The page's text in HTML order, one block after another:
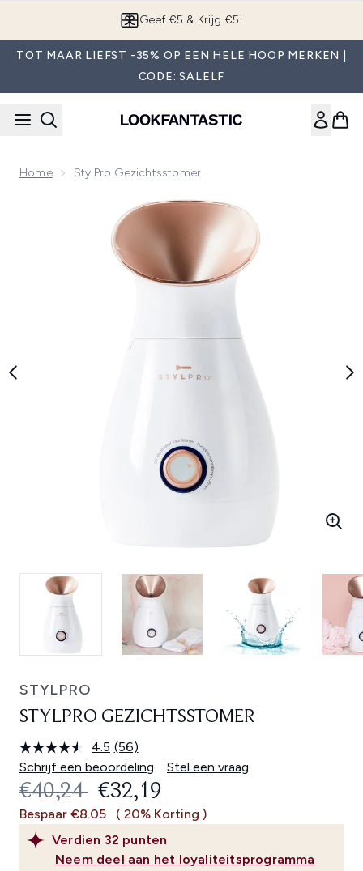
App downloaden
TOT MAAR LIEFST -35% OP EEN HELE HOOP MERKEN |
CODE: SALELF
Home StylPro Gezichtsstomer
Now showing image 1 StylPro Gezichtsstomer
STYLPRO
STYLPRO GEZICHTSSTOMER
4.5 Lees
56
beoordelingen.
Dezelfde
paginalink.
(56)
Schrijf een beoordeling
Stel een vraag
Verdien 32 punten
Neem deel aan het loyaliteitsprogramma
RECOMMENDED RETAIL PRICE:
€40,24 HUIDIGE PRIJS:
€32,19
Bespaar €8.05 ( 20% Korting )